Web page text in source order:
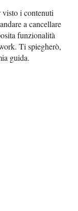
visto i contenuti
a cancellare
funzionalità
Ti spiegherò,
guida.